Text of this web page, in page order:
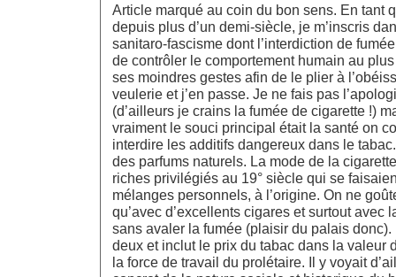
Article marqué au coin du bon sens. En tant
depuis plus d’un demi-siècle, je m’inscris
sanitaro-fascisme dont l’interdiction de
de contrôler le comportement humain au
ses moindres gestes afin de le plier à
veulerie et j’en passe. Je ne fais pas
(d’ailleurs je crains la fumée de cigarette !)
vraiment le souci principal était la santé on
interdire les additifs dangereux dans le
des parfums naturels. La mode de la
riches privilégiés au 19° siècle qui se
mélanges personnels, à l’origine. On ne
qu’avec d’excellents cigares et surtout avec
sans avaler la fumée (plaisir du palais
deux et inclut le prix du tabac dans la valeur
la force de travail du prolétaire. Il y voyait